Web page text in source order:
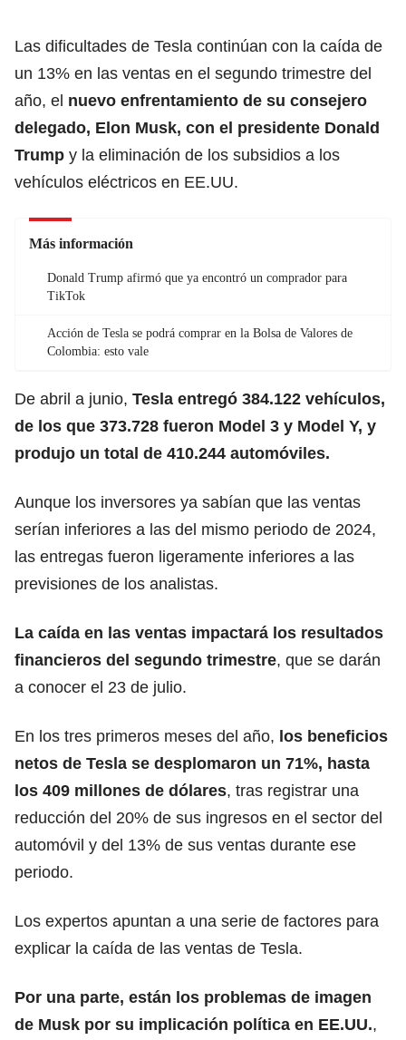
Las dificultades de Tesla continúan con la caída de
un 13% en las ventas en el segundo trimestre del
año, el nuevo enfrentamiento de su consejero
delegado, Elon Musk, con el presidente Donald
Trump y la eliminación de los subsidios a los
vehículos eléctricos en EE.UU.
Más información
Donald Trump afirmó que ya encontró un comprador para
TikTok
Acción de Tesla se podrá comprar en la Bolsa de Valores de
Colombia: esto vale
De abril a junio, Tesla entregó 384.122 vehículos,
de los que 373.728 fueron Model 3 y Model Y, y
produjo un total de 410.244 automóviles.
Aunque los inversores ya sabían que las ventas
serían inferiores a las del mismo periodo de 2024,
las entregas fueron ligeramente inferiores a las
previsiones de los analistas.
La caída en las ventas impactará los resultados
financieros del segundo trimestre, que se darán
a conocer el 23 de julio.
En los tres primeros meses del año, los beneficios
netos de Tesla se desplomaron un 71%, hasta
los 409 millones de dólares, tras registrar una
reducción del 20% de sus ingresos en el sector del
automóvil y del 13% de sus ventas durante ese
periodo.
Los expertos apuntan a una serie de factores para
explicar la caída de las ventas de Tesla.
Por una parte, están los problemas de imagen
de Musk por su implicación política en EE.UU.,